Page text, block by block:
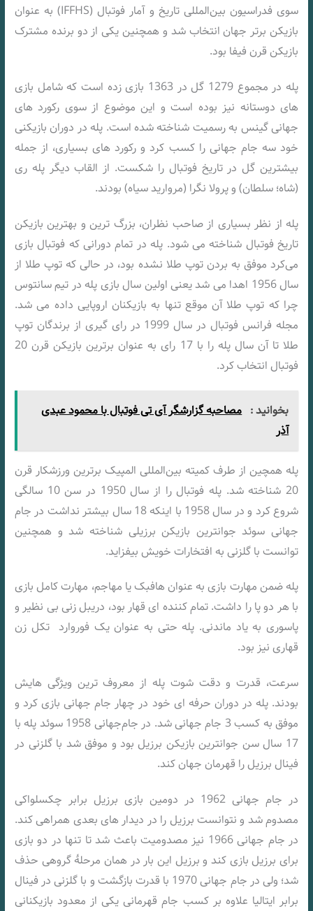
سوی فدراسیون بین‌المللی تاریخ و آمار فوتبال (IFFHS) به عنوان
بازیکن برتر جهان انتخاب شد و همچنین یکی از دو برنده مشترک
بازیکن قرن فیفا بود.
پله در مجموع 1279 گل در 1363 بازی زده‌ است که شامل بازی‌
های دوستانه نیز بوده‌ است و این موضوع از سوی رکورد های
جهانی گینس به رسمیت شناخته شده‌ است. پله در دوران بازیکنی
خود سه جام جهانی را کسب کرد و رکورد های بسیاری، از جمله
بیشترین گل در تاریخ فوتبال را شکست. از القاب دیگر پله ری
(شاه؛ سلطان) و پرولا نگرا (مروارید سیاه) بودند.
پله از نظر بسیاری از صاحب‌ نظران، بزرگ‌ ترین و بهترین بازیکن
تاریخ فوتبال شناخته می‌ شود. پله در تمام دورانی که فوتبال بازی
می‌کرد موفق به بردن توپ طلا نشده بود، در حالی که توپ طلا از
سال 1956 اهدا می‌ شد یعنی اولین سال بازی پله در تیم سانتوس
چرا که توپ طلا آن موقع تنها به بازیکنان اروپایی داده می‌ شد.
مجله فرانس فوتبال در سال 1999 در رای‌ گیری از برندگان توپ
طلا تا آن سال پله را با 17 رای به عنوان برترین بازیکن قرن 20
فوتبال انتخاب کرد.
بخوانید : مصاحبه گزارشگر آی تی فوتبال با محمود عبدی
آذر
پله همچین از طرف کمیته بین‌المللی المپیک برترین ورزشکار قرن
20 شناخته شد. پله فوتبال را از سال 1950 در سن 10 سالگی
شروع کرد و در سال 1958 با اینکه 18 سال بیشتر نداشت در جام
جهانی سوئد جوانترین بازیکن برزیلی شناخته شد و همچنین
توانست با گلزنی به افتخارات خویش بیفزاید.
پله ضمن مهارت بازی به عنوان هافبک یا مهاجم، مهارت کامل بازی
با هر دو پا را داشت. تمام‌ کننده‌ ای قهار بود، دریبل‌ زنی بی‌ نظیر و
پاسوری به یاد ماندنی. پله حتی به عنوان یک فوروارد تکل‌ زن
قهاری نیز بود.
سرعت، قدرت و دقت شوت پله از معروف‌ ترین ویژگی‌ هایش
بودند. پله در دوران حرفه‌ ای خود در چهار جام جهانی بازی کرد و
موفق به کسب 3 جام جهانی شد. در جام‌جهانی 1958 سوئد پله با
17 سال سن جوانترین بازیکن برزیل بود و موفق شد با گلزنی در
فینال برزیل را قهرمان جهان کند.
در جام جهانی 1962 در دومین بازی برزیل برابر چکسلواکی
مصدوم شد و نتوانست برزیل را در دیدار های بعدی همراهی کند.
در جام جهانی 1966 نیز مصدومیت باعث شد تا تنها در دو بازی
برای برزیل بازی کند و برزیل این بار در همان مرحلهٔ گروهی حذف
شد؛ ولی در جام جهانی 1970 با قدرت بازگشت و با گلزنی در فینال
برابر ایتالیا علاوه بر کسب جام قهرمانی یکی از معدود بازیکنانی